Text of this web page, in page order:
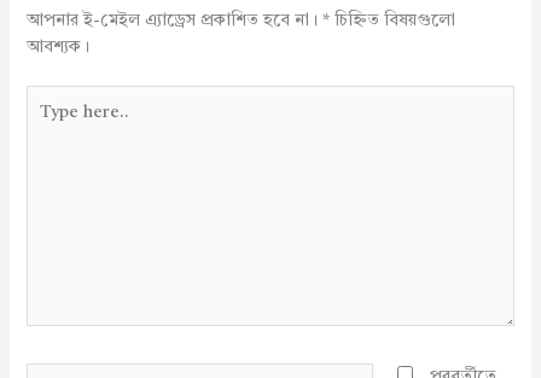
আপনার ই-মেইল এ্যাড্রেস প্রকাশিত হবে না। *চিহ্নিত বিষয়গুলো
আবশ্যক।
here..